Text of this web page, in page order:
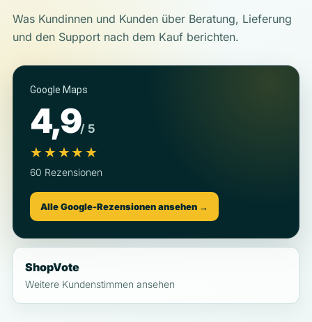
Was Kundinnen und Kunden über Beratung, Lieferung
und den Support nach dem Kauf berichten.
Google Maps
4,9/ 5
★★★★★
60 Rezensionen
Alle Google-Rezensionen ansehen →
ShopVote
Weitere Kundenstimmen ansehen